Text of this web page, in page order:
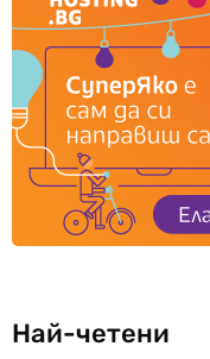
Най-четени